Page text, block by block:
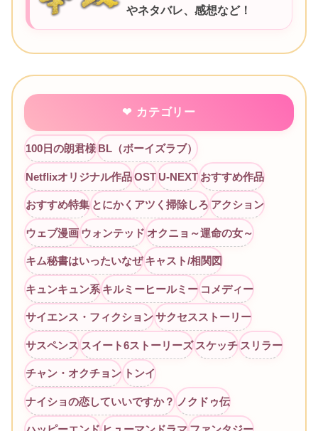
やネタバレ、感想など！
カテゴリー
100日の朗君様 BL（ボーイズラブ）
Netflixオリジナル作品 OST U-NEXT おすすめ作品
おすすめ特集 とにかくアツく掃除しろ アクション
ウェブ漫画 ウォンテッド オクニョ～運命の女～
キム秘書はいったいなぜ キャスト/相関図
キュンキュン系 キルミーヒールミー コメディー
サイエンス・フィクション サクセスストーリー
サスペンス スイート6ストーリーズ スケッチ スリラー
チャン・オクチョン トンイ
ナイショの恋していいですか？ ノクドゥ伝